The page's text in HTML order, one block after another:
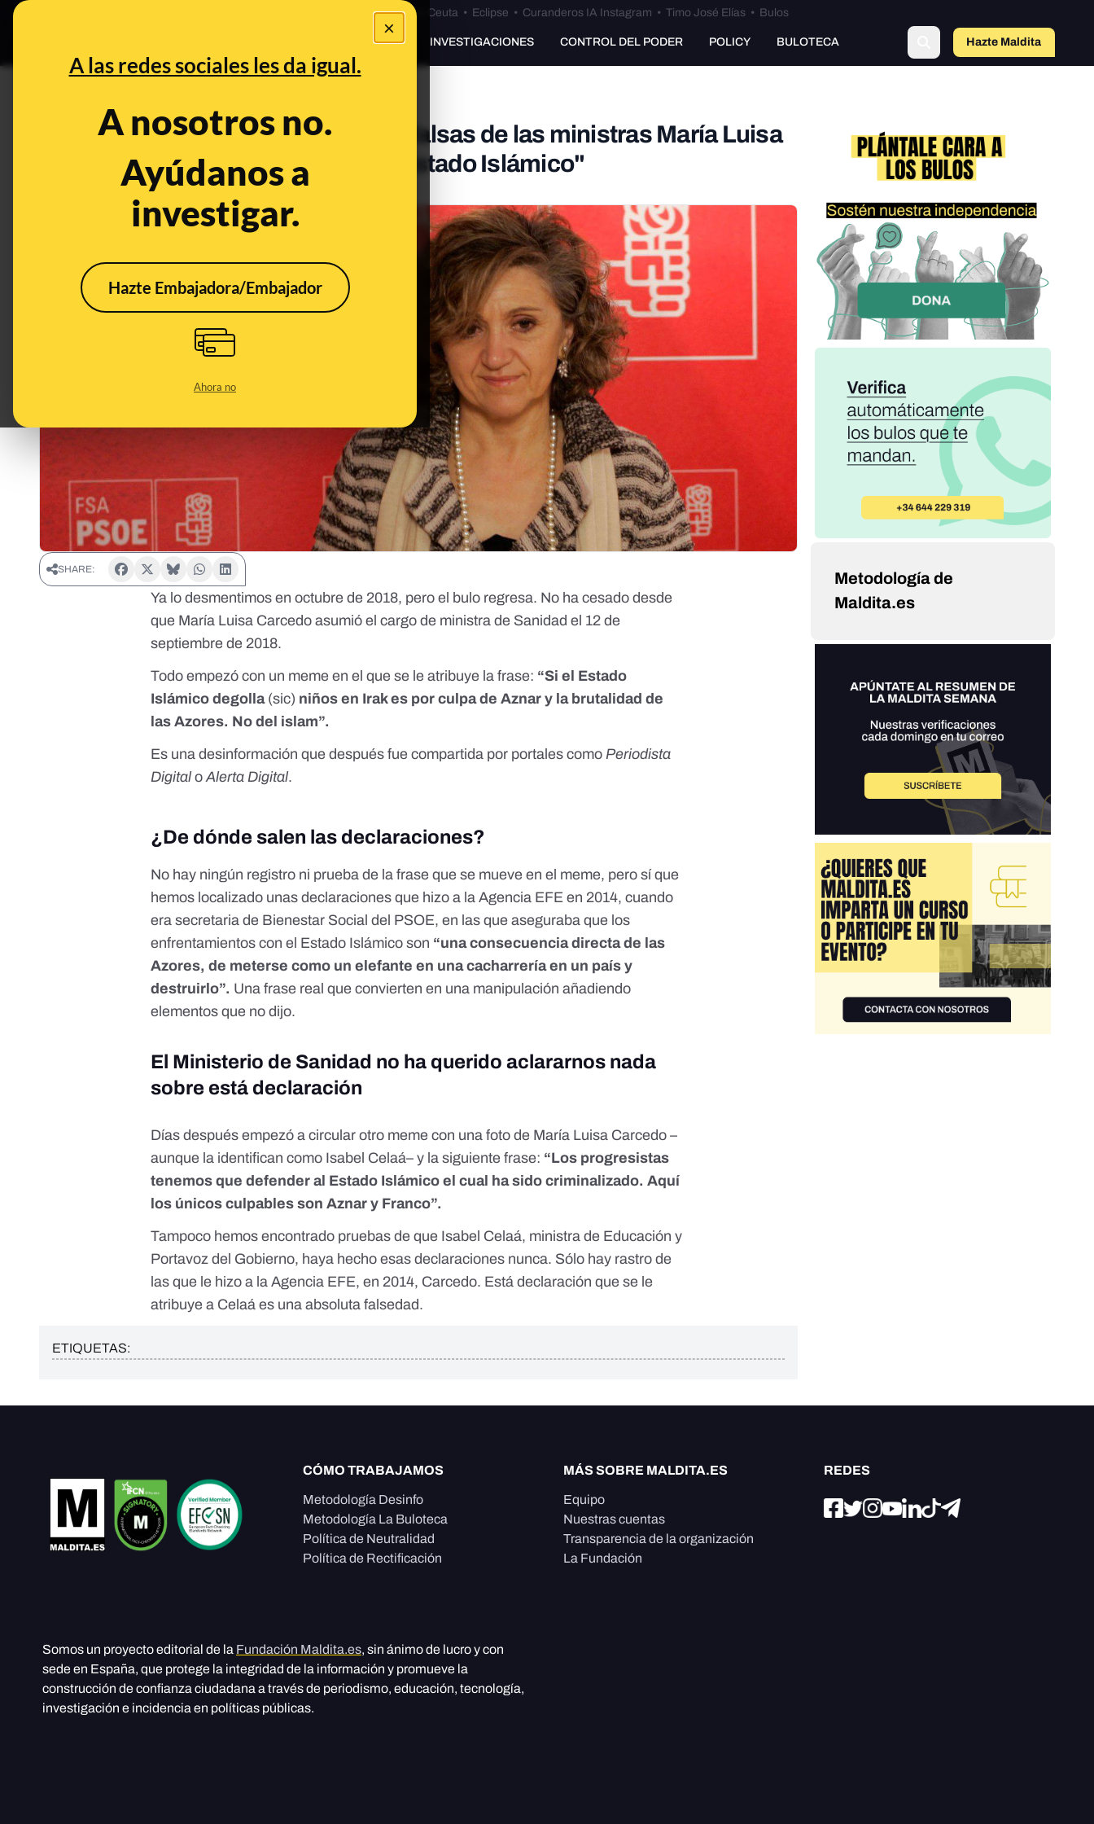
×
A las redes sociales les da igual.
A nosotros no.
Ayúdanos a
investigar.
Hazte Embajadora/Embajador
Ahora no
Especial Ceuta•Bulos Ceuta • Eclipse • Curanderos IA Instagram • Timo José Elías • Bulos
PREBUNKING INVESTIGACIONES CONTROL DEL PODER POLICY BULOTECA Hazte Maldita
Las declaraciones manipuladas o falsas de las ministras María Luisa
Carcedo e Isabel Celaá sobre el "Estado Islámico"
Sep 19, 2019, 7:15:34 AM
SHARE:
Ya lo desmentimos en octubre de 2018, pero el bulo regresa. No ha cesado desde
que María Luisa Carcedo asumió el cargo de ministra de Sanidad el 12 de
septiembre de 2018.
Todo empezó con un meme en el que se le atribuye la frase: “Si el Estado
Islámico degolla(sic) niños en Irak es por culpa de Aznar y la brutalidad de
las Azores. No del islam”.
Es una desinformación que después fue compartida por portales comoPeriodista
DigitaloAlerta Digital.
¿De dónde salen las declaraciones?
No hay ningún registro ni prueba de la frase que se mueve en el meme, pero sí que
hemos localizado unas declaraciones que hizo a la Agencia EFE en 2014, cuando
era secretaria de Bienestar Social del PSOE, en las que aseguraba que los
enfrentamientos con el Estado Islámico son “una consecuencia directa de las
Azores, de meterse como un elefante en una cacharrería en un país y
destruirlo”. Una frase real que convierten en una manipulación añadiendo
elementos que no dijo.
El Ministerio de Sanidad no ha querido aclararnos nada
sobre está declaración
Días después empezó a circular otro meme con una foto de María Luisa Carcedo –
aunque la identifican como Isabel Celaá– y la siguiente frase: “Los progresistas
tenemos que defender al Estado Islámico el cual ha sido criminalizado. Aquí
los únicos culpables son Aznar y Franco”.
Tampoco hemos encontrado pruebas de que Isabel Celaá, ministra de Educación y
Portavoz del Gobierno, haya hecho esas declaraciones nunca. Sólo hay rastro de
las que le hizo a la Agencia EFE, en 2014, Carcedo. Está declaración que se le
atribuye a Celaá es una absoluta falsedad.
ETIQUETAS:
Metodología de
Maldita.es
CÓMO TRABAJAMOS
Metodología Desinfo
Metodología La Buloteca
Política de Neutralidad
Política de Rectificación
MÁS SOBRE MALDITA.ES
Equipo
Nuestras cuentas
Transparencia de la organización
La Fundación
REDES
Somos un proyecto editorial de la Fundación Maldita.es, sin ánimo de lucro y con
sede en España, que protege la integridad de la información y promueve la
construcción de confianza ciudadana a través de periodismo, educación, tecnología,
investigación e incidencia en políticas públicas.